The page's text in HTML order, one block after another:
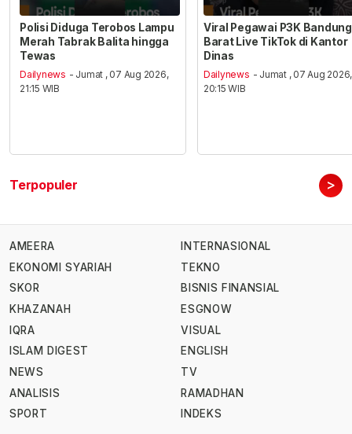
Polisi Diduga Terobos Lampu
Merah Tabrak Balita hingga
Tewas
Dailynews - Jumat , 07 Aug 2026,
21:15 WIB
Viral Pegawai P3K Bandung
Barat Live TikTok di Kantor
Dinas
Dailynews - Jumat , 07 Aug 2026,
20:15 WIB
Terpopuler >
AMEERA
EKONOMI SYARIAH
SKOR
KHAZANAH
IQRA
ISLAM DIGEST
NEWS
ANALISIS
SPORT
INTERNASIONAL
TEKNO
BISNIS FINANSIAL
ESGNOW
VISUAL
ENGLISH
TV
RAMADHAN
INDEKS